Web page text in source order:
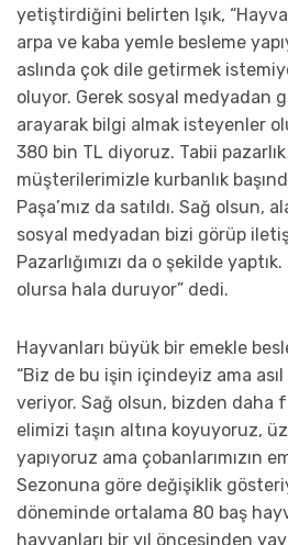
yetiştirdiğini belirten Işık,
arpa ve kaba yemle besleme
aslında çok dile getirmek
oluyor. Gerek sosyal medyadan
arayarak bilgi almak isteyenler
380 bin TL diyoruz. Tabii
müşterilerimizle kurbanlık
Paşa’mız da satıldı. Sağ olsun,
sosyal medyadan bizi görüp
Pazarlığımızı da o şekilde
olursa hala duruyor” dedi.
Hayvanları büyük bir emekle
“Biz de bu işin içindeyiz ama asıl
veriyor. Sağ olsun, bizden daha
elimizi taşın altına koyuyoruz,
yapıyoruz ama çobanlarımızın
Sezonuna göre değişiklik
döneminde ortalama 80 baş
hayvanları bir yıl öncesinden